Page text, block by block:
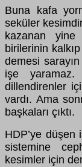
Buna kafa
seküler
kazanan
birilerinin
demesi
işe
dillendirenler
vardı. Ama
başkaları çıktı.
HDP’ye
sistemine
kesimler için